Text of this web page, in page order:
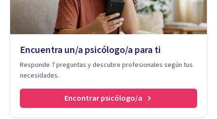
Encuentra un/a psicólogo/a para ti
Responde 7 preguntas y descubre profesionales según tus
necesidades.
Encontrar psicólogo/a